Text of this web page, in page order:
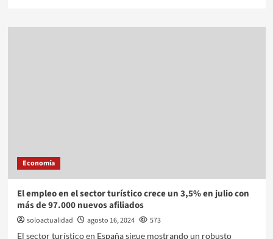
Economía
El empleo en el sector turístico crece un 3,5% en julio con
más de 97.000 nuevos afiliados
soloactualidad agosto 16, 2024
573
El sector turístico en España sigue mostrando un robusto